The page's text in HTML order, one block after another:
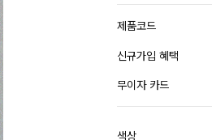
제품코드
신규가입 혜택
무이자 카드
색상